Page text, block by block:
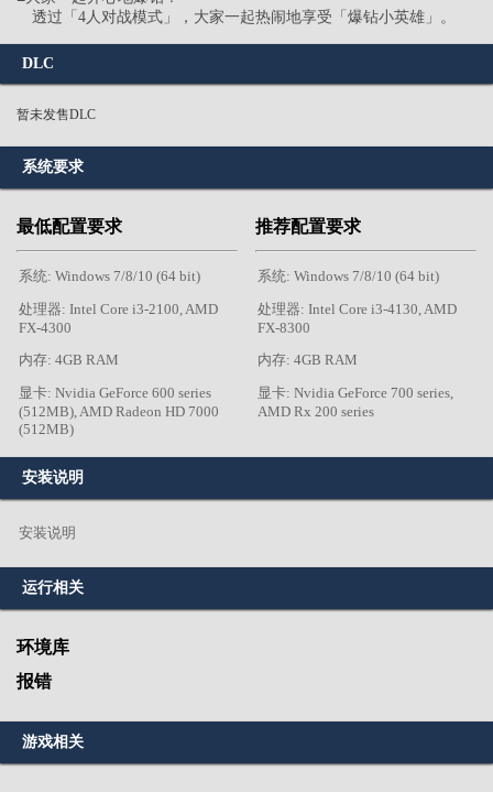
透过「4人对战模式」，大家一起热闹地享受「爆钻小英雄」。
DLC
暂未发售DLC
系统要求
最低配置要求
系统: Windows 7/8/10 (64 bit)
处理器: Intel Core i3-2100, AMD
FX-4300
内存: 4GB RAM
显卡: Nvidia GeForce 600 series
(512MB), AMD Radeon HD 7000
(512MB)
推荐配置要求
系统: Windows 7/8/10 (64 bit)
处理器: Intel Core i3-4130, AMD
FX-8300
内存: 4GB RAM
显卡: Nvidia GeForce 700 series,
AMD Rx 200 series
安装说明
安装说明
运行相关
环境库
报错
游戏相关